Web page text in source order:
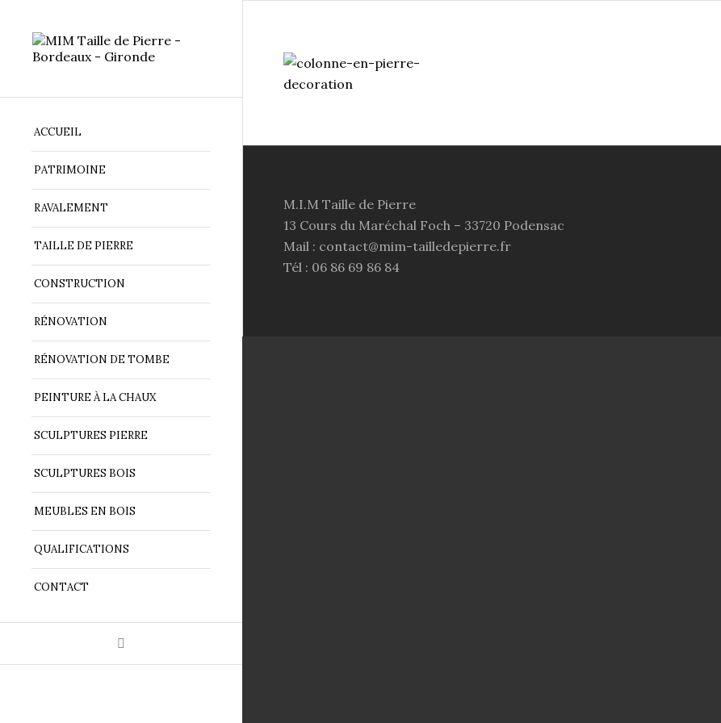
ACCUEIL
PATRIMOINE
RAVALEMENT
TAILLE DE PIERRE
CONSTRUCTION
RÉNOVATION
RÉNOVATION DE TOMBE
PEINTURE À LA CHAUX
SCULPTURES PIERRE
SCULPTURES BOIS
MEUBLES EN BOIS
QUALIFICATIONS
CONTACT
M.I.M Taille de Pierre
13 Cours du Maréchal Foch – 33720 Podensac
Mail : contact@mim-tailledepierre.fr
Tél : 06 86 69 86 84